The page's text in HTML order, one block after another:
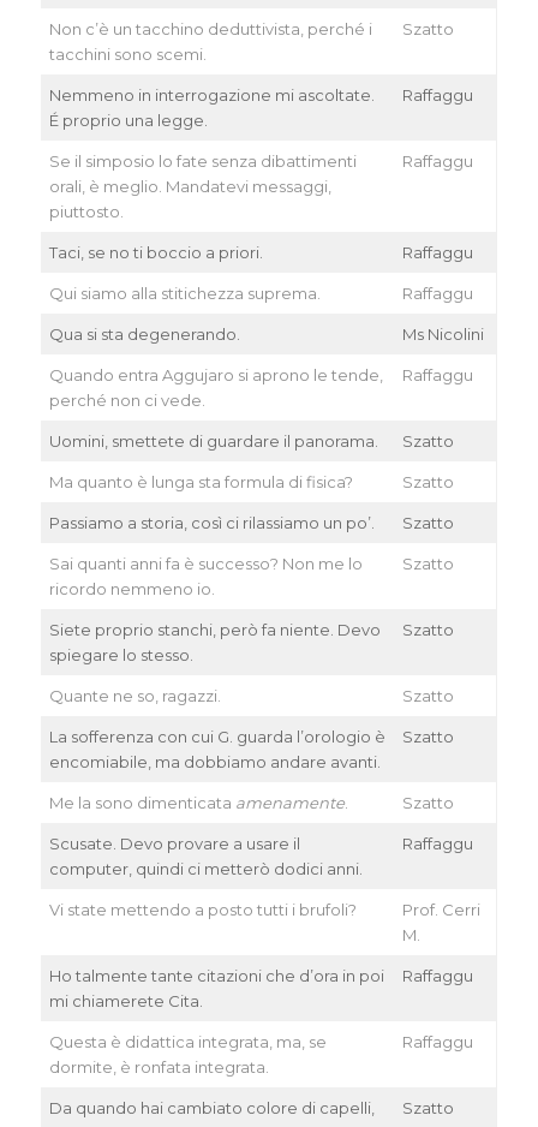
Non c’è un tacchino deduttivista, perché i
tacchini sono scemi.
Szatto
Nemmeno in interrogazione mi ascoltate.
É proprio una legge.
Raffaggu
Se il simposio lo fate senza dibattimenti
orali, è meglio. Mandatevi messaggi,
piuttosto.
Raffaggu
Taci, se no ti boccio a priori. Raffaggu
Qui siamo alla stitichezza suprema. Raffaggu
Qua si sta degenerando. Ms Nicolini
Quando entra Aggujaro si aprono le tende,
perché non ci vede.
Raffaggu
Uomini, smettete di guardare il panorama. Szatto
Ma quanto è lunga sta formula di fisica? Szatto
Passiamo a storia, così ci rilassiamo un po’. Szatto
Sai quanti anni fa è successo? Non me lo
ricordo nemmeno io.
Szatto
Siete proprio stanchi, però fa niente. Devo
spiegare lo stesso.
Szatto
Quante ne so, ragazzi. Szatto
La sofferenza con cui G. guarda l’orologio è
encomiabile, ma dobbiamo andare avanti.
Szatto
Me la sono dimenticata amenamente Szatto
Scusate. Devo provare a usare il
computer, quindi ci metterò dodici anni.
Raffaggu
Vi state mettendo a posto tutti i brufoli?
Prof. Cerri
M.
Ho talmente tante citazioni che d’ora in poi
mi chiamerete Cita.
Raffaggu
Questa è didattica integrata, ma, se
dormite, è ronfata integrata.
Raffaggu
Da quando hai cambiato colore di capelli,
Szatto